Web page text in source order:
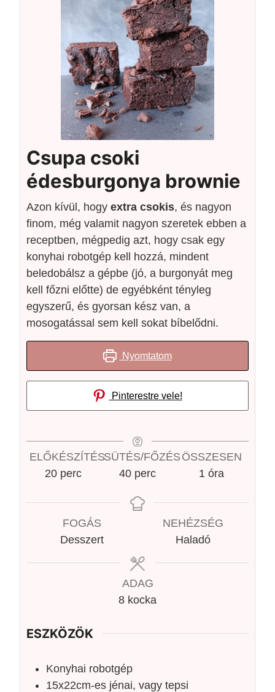
Csupa csoki
édesburgonya brownie
Azon kívül, hogy extra csokis, és nagyon
finom, még valamit nagyon szeretek ebben a
receptben, mégpedig azt, hogy csak egy
konyhai robotgép kell hozzá, mindent
beledobálsz a gépbe (jó, a burgonyát meg
kell főzni előtte) de egyébként tényleg
egyszerű, és gyorsan kész van, a
mosogatással sem kell sokat bíbelődni.
Nyomtatom
Pinterestre vele!
ELŐKÉSZÍTÉS
20 perc
SÜTÉS/FŐZÉS
40 perc
ÖSSZESEN
1 óra
FOGÁS
Desszert
NEHÉZSÉG
Haladó
ADAG
8 kocka
ESZKÖZÖK
Konyhai robotgép
15x22cm-es jénai, vagy tepsi